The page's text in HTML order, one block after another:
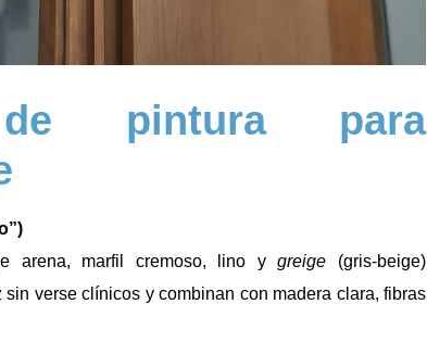
de pintura para
arena, marfil cremoso, lino ygreige (gris-beige)
verse clínicos y combinan con madera clara, fibras